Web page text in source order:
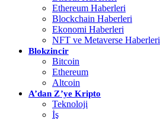
Ethereum Haberleri
Blockchain Haberleri
Ekonomi Haberleri
NFT ve Metaverse Haberleri
Blokzincir
Bitcoin
Ethereum
Altcoin
A’dan Z’ye Kripto
Teknoloji
İş